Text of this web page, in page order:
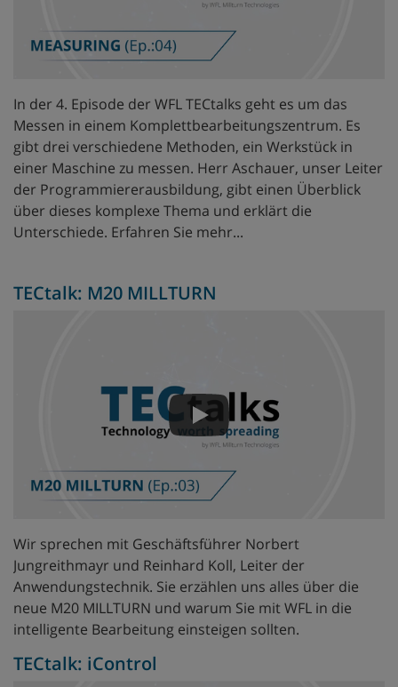
In der 4. Episode der WFL TECtalks geht es um das
Messen in einem Komplettbearbeitungszentrum. Es
gibt drei verschiedene Methoden, ein Werkstück in
einer Maschine zu messen. Herr Aschauer, unser Leiter
der Programmiererausbildung, gibt einen Überblick
über dieses komplexe Thema und erklärt die
Unterschiede. Erfahren Sie mehr...
TECtalk: M20 MILLTURN
Wir sprechen mit Geschäftsführer Norbert
Jungreithmayr und Reinhard Koll, Leiter der
Anwendungstechnik. Sie erzählen uns alles über die
neue M20 MILLTURN und warum Sie mit WFL in die
intelligente Bearbeitung einsteigen sollten.
TECtalk: iControl